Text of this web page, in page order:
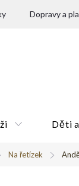
Dopravy a
Děti
Na řetízek